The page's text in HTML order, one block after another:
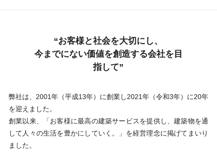
“お客様と社会を大切にし、
今までにない価値を創造する会社を目
指して”
弊社は、2001年（平成13年）に創業し2021年（令和3年）に20年
を迎えました。
創業以来、「お客様に最高の建築サービスを提供し、建築物を通
して人々の生活を豊かにしていく。」を経営理念に掲げてまいり
ました。